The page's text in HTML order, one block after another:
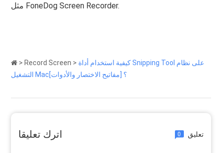
مثل FoneDog Screen Recorder.
> Record Screen > كيفية استخدام أداة Snipping Tool على نظام
التشغيل Mac؟ [مفاتيح الاختصار والأدوات]
اترك تعليقا 0 تعليق